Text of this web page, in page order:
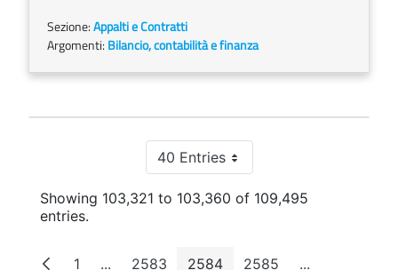
Sezione:Appalti e Contratti
Argomenti: Bilancio, contabilità e finanza
40 EntriesPer Page
Showing 103,321 to 103,360 of 109,495
entries.
1 ... 2583 2584 2585 ...